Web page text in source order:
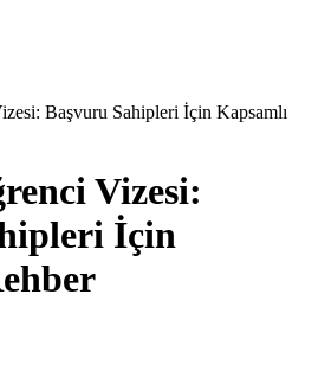
Başvuru Sahipleri İçin Kapsamlı
Vizesi:
İçin